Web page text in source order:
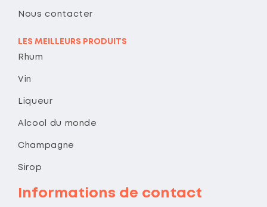
Nous contacter
LES MEILLEURS PRODUITS
Rhum
Vin
Liqueur
Alcool du monde
Champagne
Sirop
Informations de contact